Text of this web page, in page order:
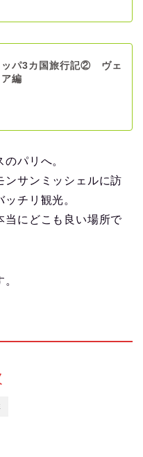
ッパ3カ国旅行記② ヴェ
編
パリへ。
ンサンミッシェルに訪
チリ観光。
当にどこも良い場所で